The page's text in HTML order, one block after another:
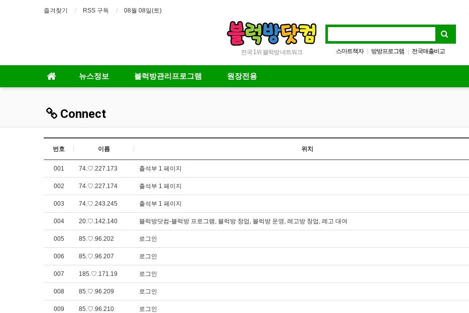
즐겨찾기 RSS 구독 08월 08일(토)
전국 1위 블럭방 네트워크 스마트책자 방방프로그램
전국매출비교
뉴스정보 블럭방관리프로그램 원장전용
Connect
번호 이름 위치
001 74.♡.227.173 출석부 1 페이지
002 74.♡.227.174 출석부 1 페이지
003 74.♡.243.245 출석부 1 페이지
004 20.♡.142.140 블럭방닷컴-블럭방 프로그램, 블럭방 창업, 블럭방 운영, 레고방 창업, 레고 대여
005 85.♡.96.202 로그인
006 85.♡.96.207 로그인
007 185.♡.171.19 로그인
008 85.♡.96.209 로그인
009 85.♡.96.210 로그인